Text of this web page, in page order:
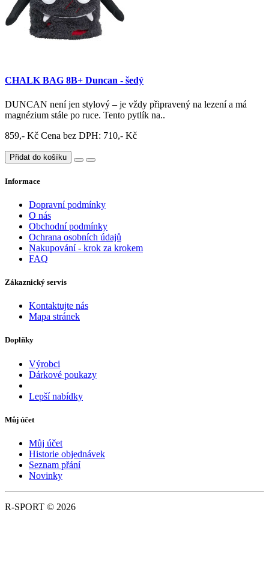
CHALK BAG 8B+ Duncan - šedý
DUNCAN není jen stylový – je vždy připravený na lezení a má
magnézium stále po ruce. Tento pytlík na..
859,- Kč Cena bez DPH: 710,- Kč
Přidat do košíku
Informace
Dopravní podmínky
O nás
Obchodní podmínky
Ochrana osobních údajů
Nakupování - krok za krokem
FAQ
Zákaznický servis
Kontaktujte nás
Mapa stránek
Doplňky
Výrobci
Dárkové poukazy
Lepší nabídky
Můj účet
Můj účet
Historie objednávek
Seznam přání
Novinky
R-SPORT © 2026